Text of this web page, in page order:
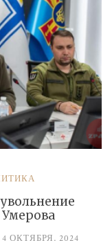
4 ОКТЯБРЯ, 2024